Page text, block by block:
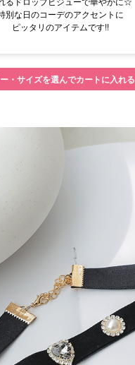
別な日のコーデのアクセントに
ピッタリのアイテムです!!
・サイズを選んでカートに入れる